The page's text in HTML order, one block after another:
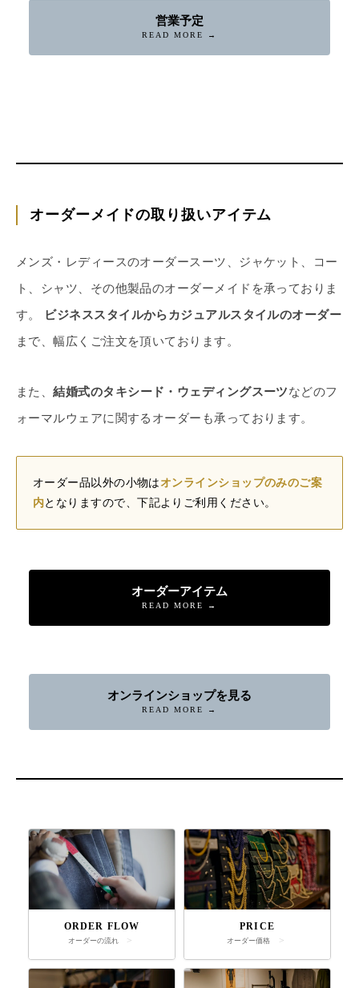
営業予定
READ MORE →
オーダーメイドの取り扱いアイテム
メンズ・レディースのオーダースーツ、ジャケット、コー
ト、シャツ、その他製品のオーダーメイドを承っておりま
す。 ビジネススタイルからカジュアルスタイルのオーダー
まで、幅広くご注文を頂いております。
また、結婚式のタキシード・ウェディングスーツなどのフ
ォーマルウェアに関するオーダーも承っております。
オーダー品以外の小物はオンラインショップのみのご案
内 となりますので、下記よりご利用ください。
オーダーアイテム
READ MORE →
オンラインショップを見る
READ MORE →
ORDER FLOW
オーダーの流れ
PRICE
オーダー価格
店舗へ連絡 来店予約・問い合わせ オンラインショップ